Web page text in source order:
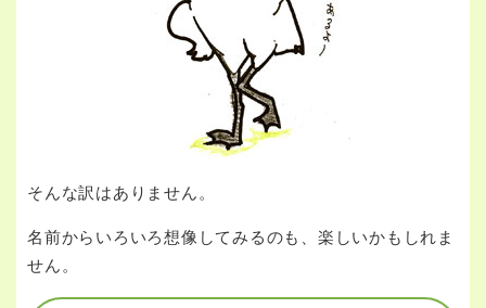
そんな訳はありません。
名前からいろいろ想像してみるのも、楽しいかもしれま
せん。